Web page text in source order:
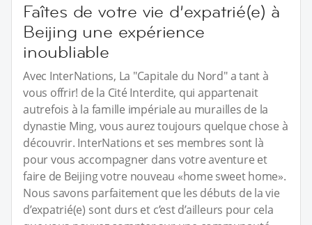
Faîtes de votre vie d’expatrié(e) à
Beijing une expérience
inoubliable
Avec InterNations, La "Capitale du Nord" a tant à
vous offrir! de la Cité Interdite, qui appartenait
autrefois à la famille impériale au murailles de la
dynastie Ming, vous aurez toujours quelque chose à
découvrir. InterNations et ses membres sont là
pour vous accompagner dans votre aventure et
faire de Beijing votre nouveau «home sweet home».
Nous savons parfaitement que les débuts de la vie
d’expatrié(e) sont durs et c’est d’ailleurs pour cela